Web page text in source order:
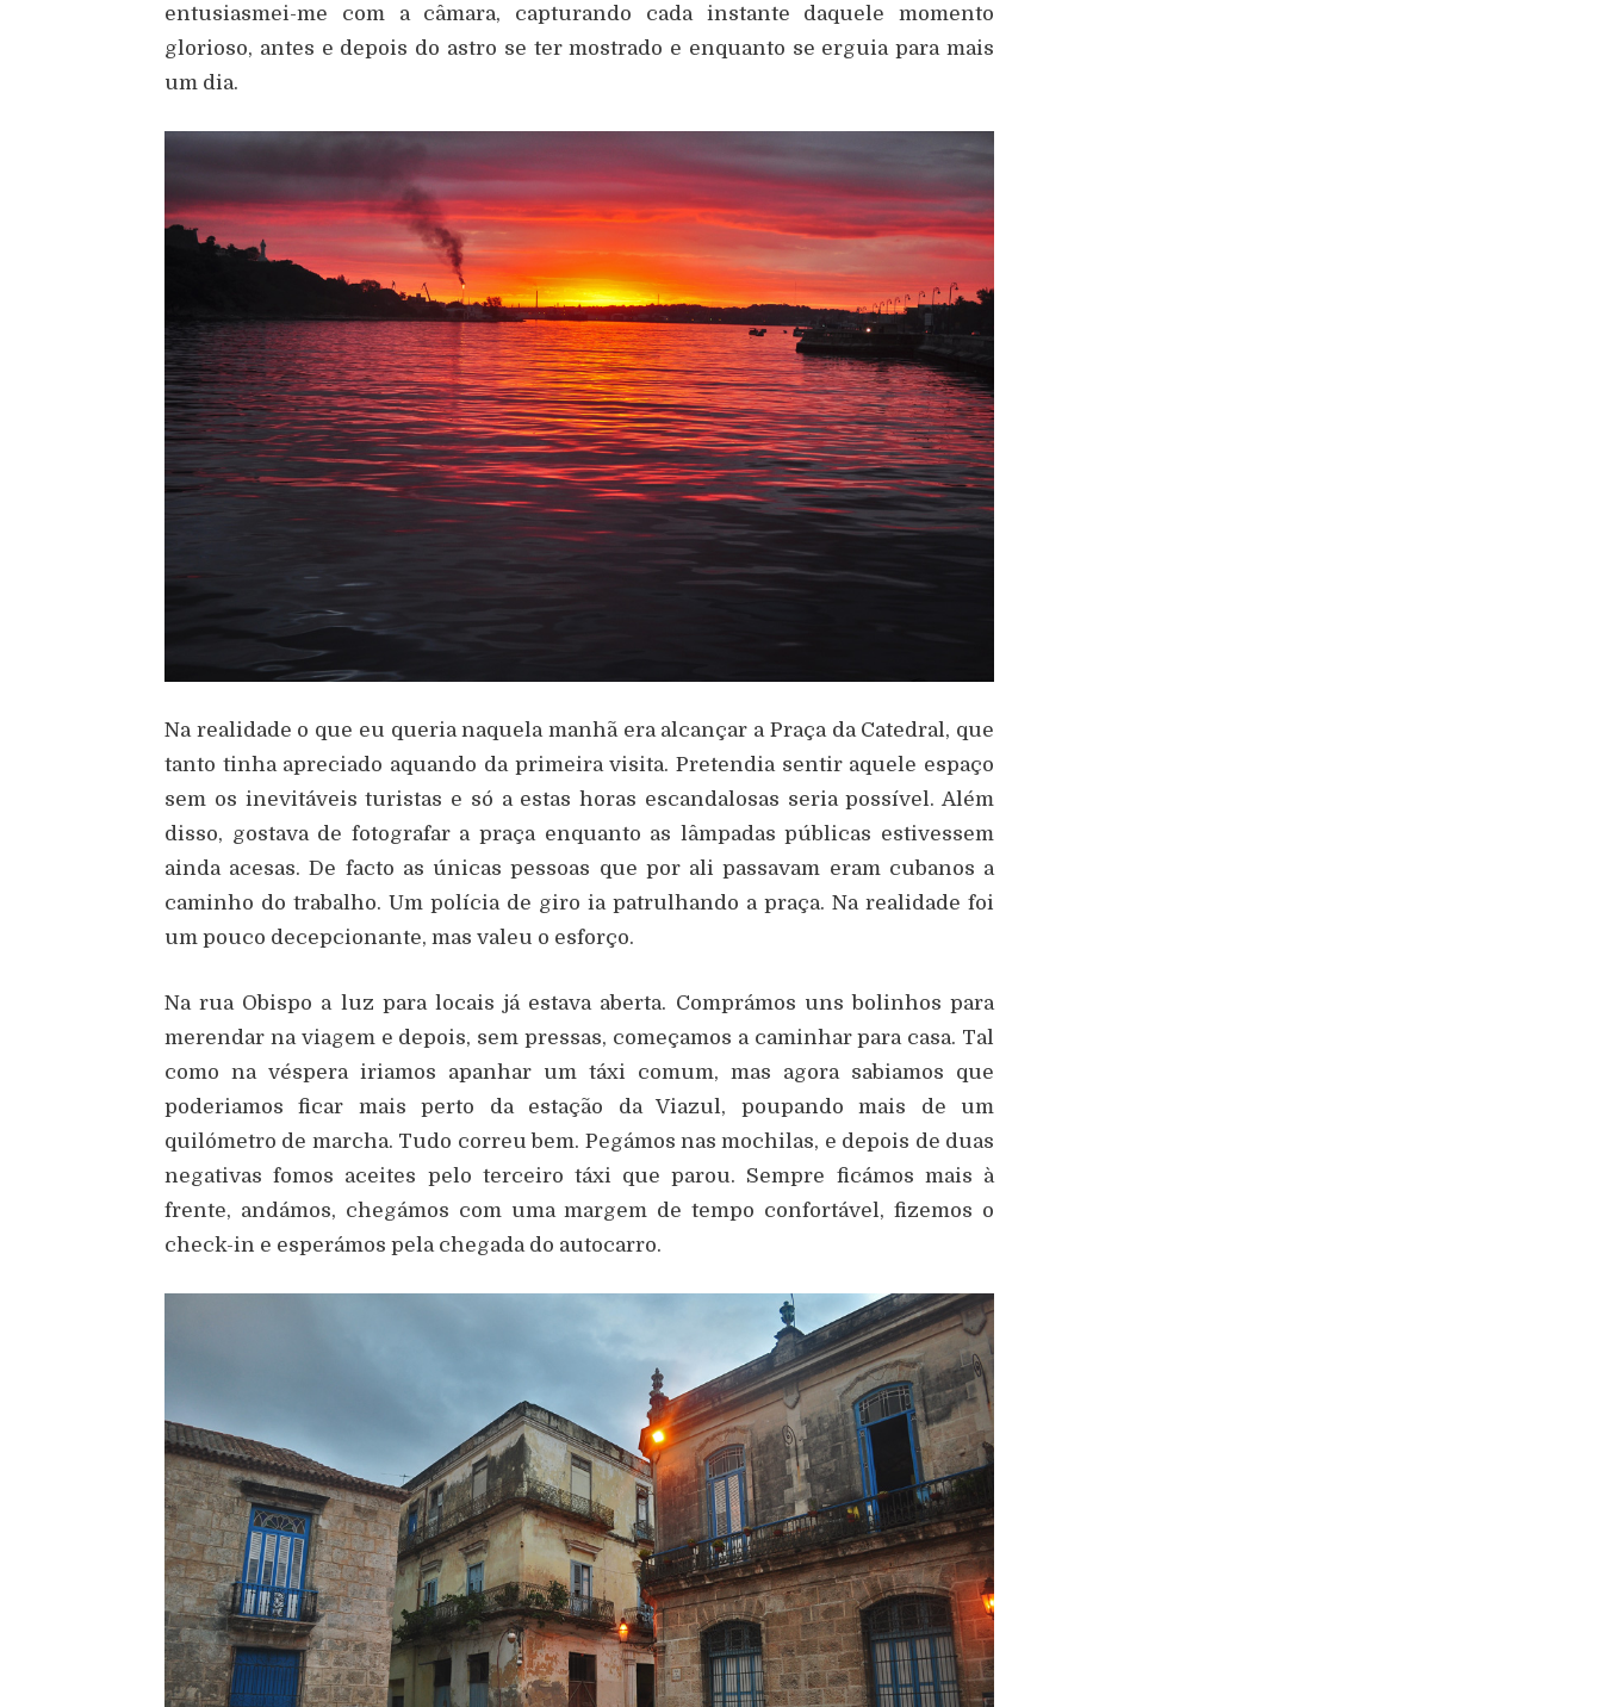
entusiasmei-me com a câmara, capturando cada instante daquele momento
glorioso, antes e depois do astro se ter mostrado e enquanto se erguia para mais
um dia.
Na realidade o que eu queria naquela manhã era alcançar a Praça da Catedral, que
tanto tinha apreciado aquando da primeira visita. Pretendia sentir aquele espaço
sem os inevitáveis turistas e só a estas horas escandalosas seria possível. Além
disso, gostava de fotografar a praça enquanto as lâmpadas públicas estivessem
ainda acesas. De facto as únicas pessoas que por ali passavam eram cubanos a
caminho do trabalho. Um polícia de giro ia patrulhando a praça. Na realidade foi
um pouco decepcionante, mas valeu o esforço.
Na rua Obispo a luz para locais já estava aberta. Comprámos uns bolinhos para
merendar na viagem e depois, sem pressas, começamos a caminhar para casa. Tal
como na véspera iriamos apanhar um táxi comum, mas agora sabiamos que
poderiamos ficar mais perto da estação da Viazul, poupando mais de um
quilómetro de marcha. Tudo correu bem. Pegámos nas mochilas, e depois de duas
negativas fomos aceites pelo terceiro táxi que parou. Sempre ficámos mais à
frente, andámos, chegámos com uma margem de tempo confortável, fizemos o
check-in e esperámos pela chegada do autocarro.